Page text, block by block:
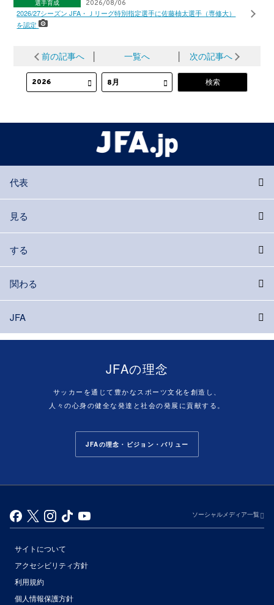
選手育成 2026/08/06
2026/27シーズン JFA・Ｊリーグ特別指定選手に佐藤柚太選手（専修大）
を認定
前の記事へ 一覧へ 次の記事へ
代表
見る
する
関わる
JFA
JFAの理念
サッカーを通じて豊かなスポーツ文化を創造し、
人々の心身の健全な発達と社会の発展に貢献する。
JFAの理念・ビジョン・バリュー
ソーシャルメディア一覧
サイトについて
アクセシビリティ方針
利用規約
個人情報保護方針